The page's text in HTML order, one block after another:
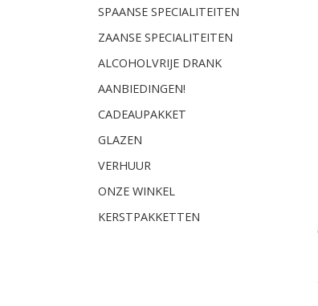
SPAANSE SPECIALITEITEN
ZAANSE SPECIALITEITEN
ALCOHOLVRIJE DRANK
AANBIEDINGEN!
CADEAUPAKKET
GLAZEN
VERHUUR
ONZE WINKEL
KERSTPAKKETTEN